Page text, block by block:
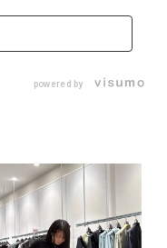
powered by